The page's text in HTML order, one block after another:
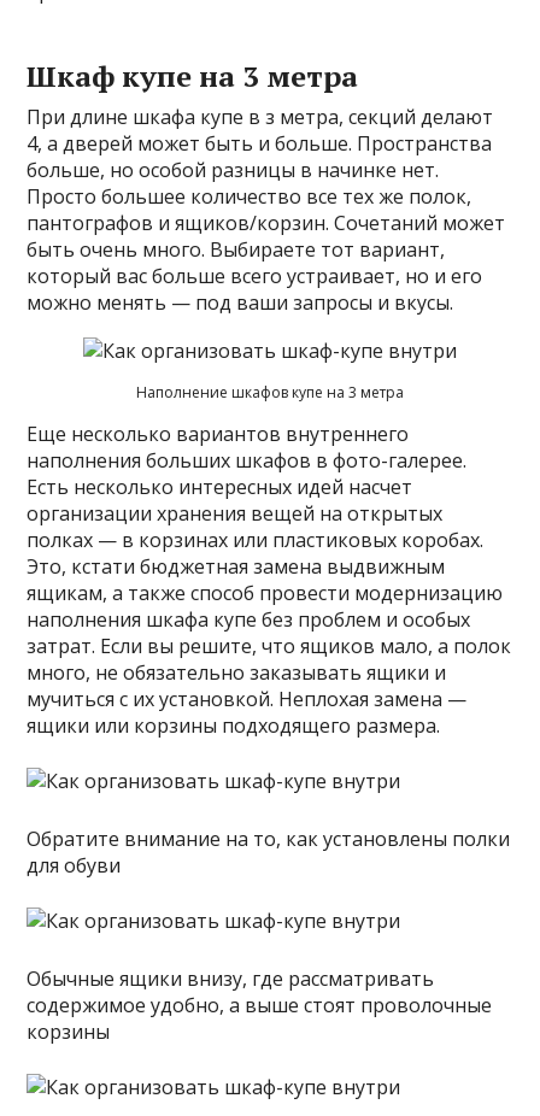
Шкаф купе на 3 метра
При длине шкафа купе в з метра, секций делают
4, а дверей может быть и больше. Пространства
больше, но особой разницы в начинке нет.
Просто большее количество все тех же полок,
пантографов и ящиков/корзин. Сочетаний может
быть очень много. Выбираете тот вариант,
который вас больше всего устраивает, но и его
можно менять — под ваши запросы и вкусы.
Наполнение шкафов купе на 3 метра
Еще несколько вариантов внутреннего
наполнения больших шкафов в фото-галерее.
Есть несколько интересных идей насчет
организации хранения вещей на открытых
полках — в корзинах или пластиковых коробах.
Это, кстати бюджетная замена выдвижным
ящикам, а также способ провести модернизацию
наполнения шкафа купе без проблем и особых
затрат. Если вы решите, что ящиков мало, а полок
много, не обязательно заказывать ящики и
мучиться с их установкой. Неплохая замена —
ящики или корзины подходящего размера.
Обратите внимание на то, как установлены полки
для обуви
Обычные ящики внизу, где рассматривать
содержимое удобно, а выше стоят проволочные
корзины